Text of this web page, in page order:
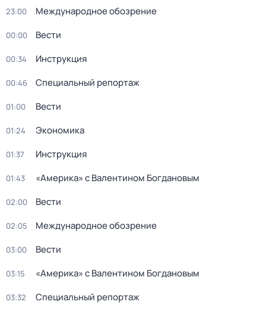
23:00 Международное обозрение
00:00 Вести
00:34 Инструкция
00:46 Специальный репортаж
01:00 Вести
01:24 Экономика
01:37 Инструкция
01:43 «Америка» с Валентином Богдановым
02:00 Вести
02:05 Международное обозрение
03:00 Вести
03:15 «Америка» с Валентином Богдановым
03:32 Специальный репортаж